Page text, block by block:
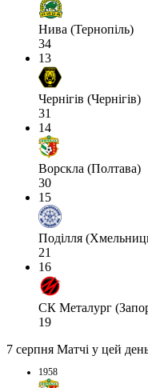
Нива (Тернопіль)
34
13
Чернігів (Чернігів)
31
14
Ворскла (Полтава)
30
15
Поділля
21
16
СК Металург
19
7 серпня Матчі у цей
1958